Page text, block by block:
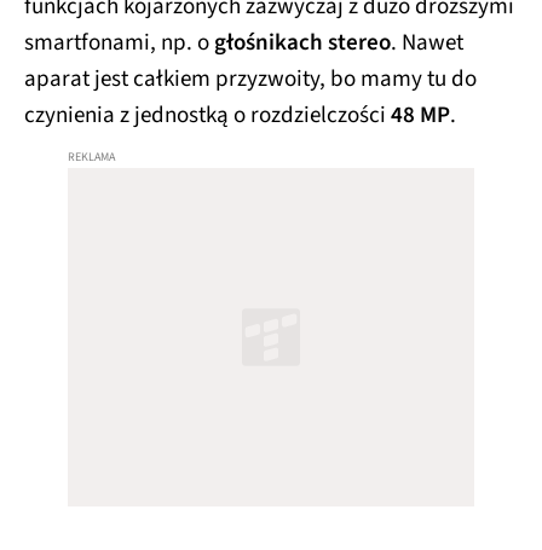
funkcjach kojarzonych zazwyczaj z dużo droższymi
smartfonami, np. ogłośnikach stereo. Nawet
aparat jest całkiem przyzwoity, bo mamy tu do
czynienia z jednostką o rozdzielczości48 MP.